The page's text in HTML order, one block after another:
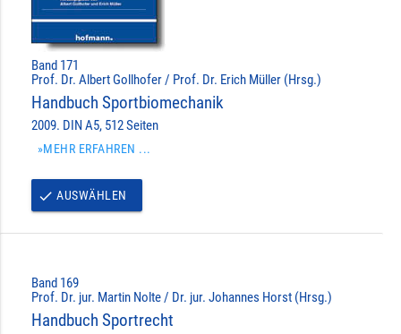
Band 171
Prof. Dr. Albert Gollhofer / Prof. Dr. Erich Müller (Hrsg.)
Handbuch Sportbiomechanik
2009. DIN A5, 512 Seiten
»MEHR ERFAHREN ...
done AUSWÄHLEN
Band 169
Prof. Dr. jur. Martin Nolte / Dr. jur. Johannes Horst (Hrsg.)
Handbuch Sportrecht